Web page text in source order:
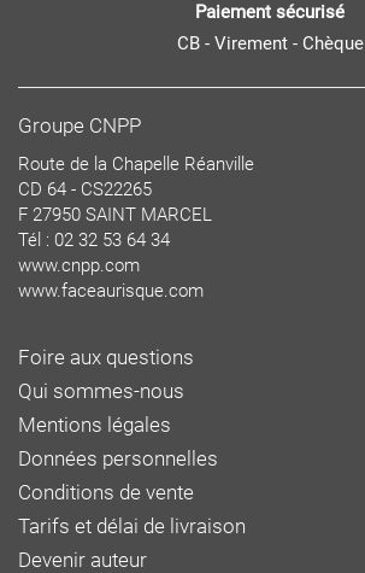
Paiement sécurisé
CB - Virement - Chèque
Groupe CNPP
Route de la Chapelle Réanville
CD 64 - CS22265
F 27950 SAINT MARCEL
Tél : 02 32 53 64 34
www.cnpp.com
www.faceaurisque.com
Foire aux questions
Qui sommes-nous
Mentions légales
Données personnelles
Conditions de vente
Tarifs et délai de livraison
Devenir auteur